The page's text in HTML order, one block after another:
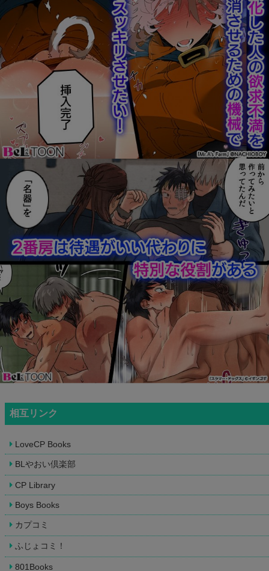
相互リンク
LoveCP Books
BLやおい倶楽部
CP Library
Boys Books
カプコミ
ふじょコミ！
801Books